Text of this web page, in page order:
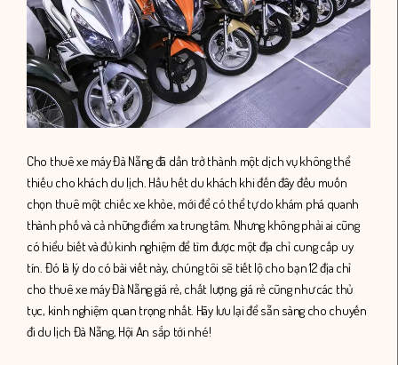
Cho thuê xe máy Đà Nẵng đã dần trở thành một dịch vụ không thể
thiếu cho khách du lịch. Hầu hết du khách khi đến đây đều muốn
chọn thuê một chiếc xe khỏe, mới để có thể tự do khám phá quanh
thành phố và cả những điểm xa trung tâm. Nhưng không phải ai cũng
có hiểu biết và đủ kinh nghiệm để tìm được một địa chỉ cung cấp uy
tín. Đó là lý do có bài viết này, chúng tôi sẽ tiết lộ cho bạn 12 địa chỉ
cho thuê xe máy Đà Nẵng giá rẻ, chất lượng, giá rẻ cũng như các thủ
tục, kinh nghiệm quan trọng nhất. Hãy lưu lại để sẵn sàng cho chuyến
đi du lịch Đà Nẵng, Hội An sắp tới nhé!